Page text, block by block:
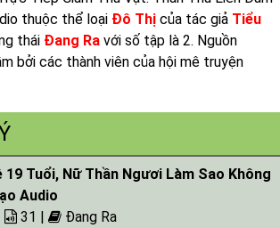
thuộc thể loại Đô Thị của tác giả Tiểu
thái Đang Ra với số tập là 2. Nguồn
bởi các thành viên của hội mê truyện
19 Tuổi, Nữ Thần Ngươi Làm Sao Không
Audio
31 |
Đang Ra